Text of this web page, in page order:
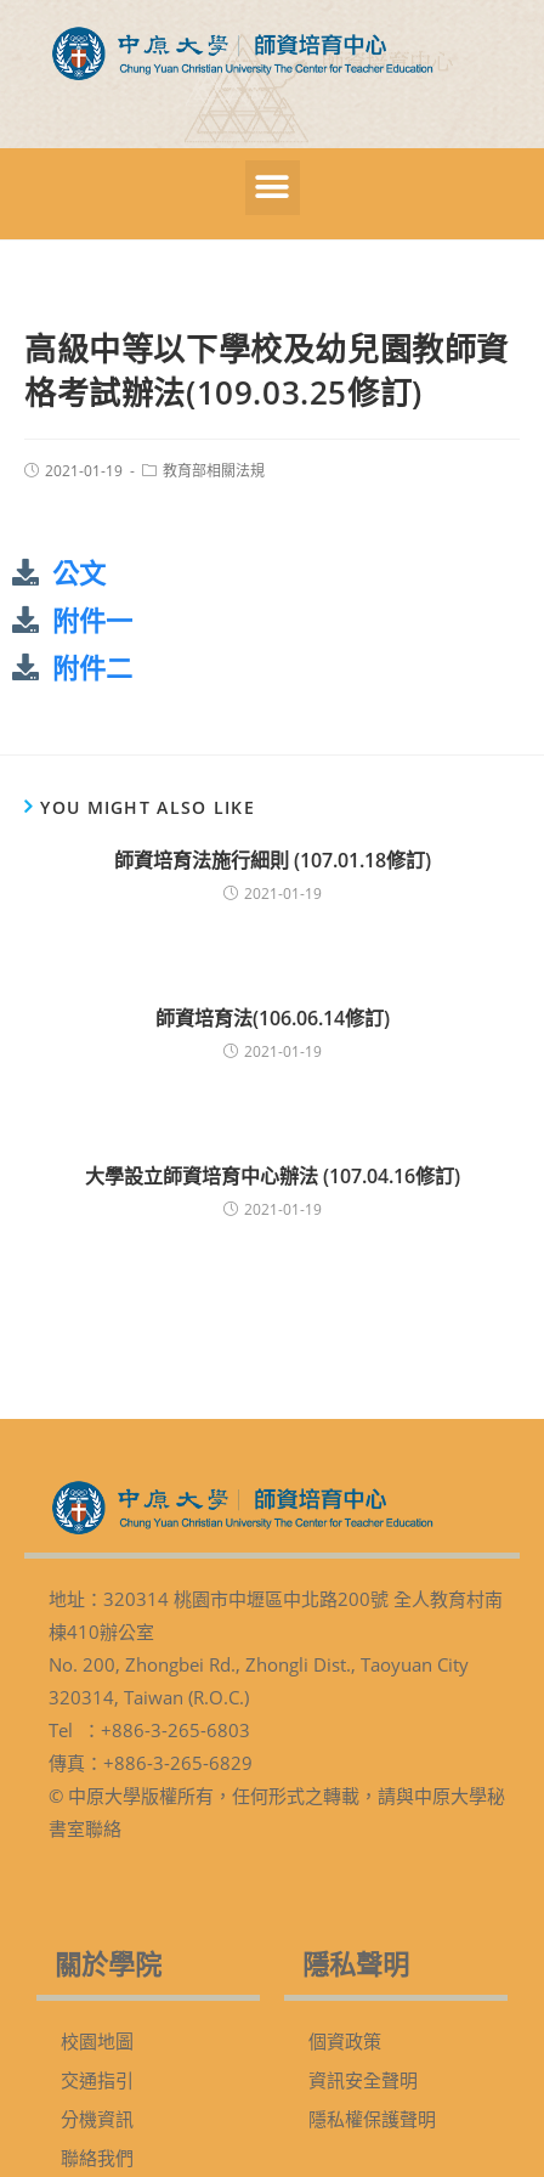
高級中等以下學校及幼兒園教師資
格考試辦法(109.03.25修訂)
2021-01-19 教育部相關法規
公文
附件一
附件二
YOU MIGHT ALSO LIKE
師資培育法施行細則 (107.01.18修訂)
2021-01-19
師資培育法(106.06.14修訂)
2021-01-19
大學設立師資培育中心辦法 (107.04.16修訂)
2021-01-19
地址：320314 桃園市中壢區中北路200號 全人教育村南
棟410辦公室
No. 200, Zhongbei Rd., Zhongli Dist., Taoyuan City
320314, Taiwan (R.O.C.)
Tel ：+886-3-265-6803
傳真：+886-3-265-6829
© 中原大學版權所有，任何形式之轉載，請與中原大學秘
書室聯絡
關於學院
校園地圖
交通指引
分機資訊
聯絡我們
隱私聲明
個資政策
資訊安全聲明
隱私權保護聲明